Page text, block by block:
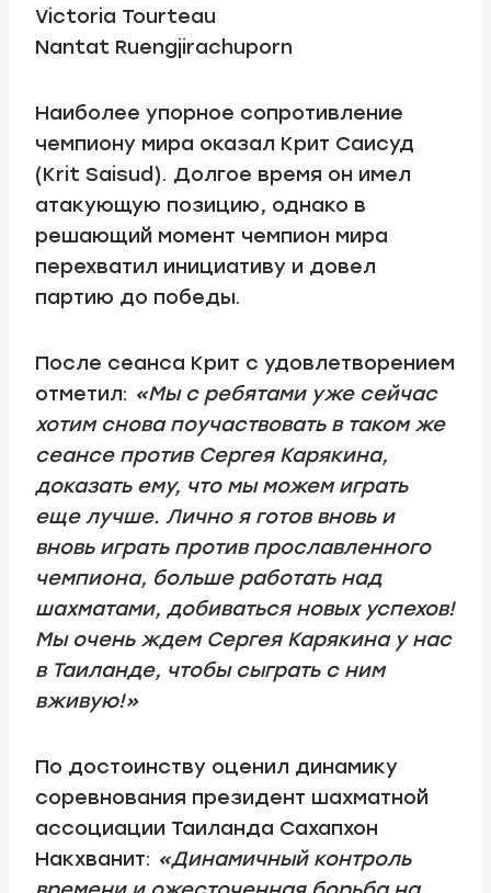
Victoria Tourteau
Nantat Ruengjirachuporn
Наиболее упорное сопротивление
чемпиону мира оказал Крит Саисуд
(Krit Saisud). Долгое время он имел
атакующую позицию, однако в
решающий момент чемпион мира
перехватил инициативу и довел
партию до победы.
После сеанса Крит с удовлетворением
отметил: «Мы с ребятами уже сейчас
хотим снова поучаствовать в таком же
сеансе против Сергея Карякина,
доказать ему, что мы можем играть
еще лучше. Лично я готов вновь и
вновь играть против прославленного
чемпиона, больше работать над
шахматами, добиваться новых успехов!
Мы очень ждем Сергея Карякина у нас
в Таиланде, чтобы сыграть с ним
вживую!»
По достоинству оценил динамику
соревнования президент шахматной
ассоциации Таиланда Сахапхон
Накхванит: «Динамичный контроль